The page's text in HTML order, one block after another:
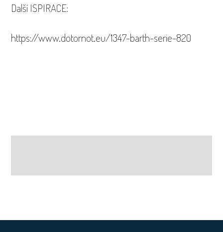
Další ISPIRACE:
https://www.dotornot.eu/1347-barth-serie-820